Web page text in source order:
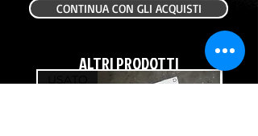
CONTINUA CON GLI ACQUISTI
ALTRI PRODOTTI